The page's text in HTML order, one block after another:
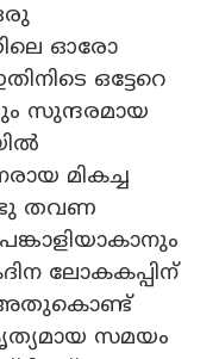
ഓരോ
ഒട്ടേറെ
സുന്ദരമായ
മികച്ച
തവണ
ലോകകപ്പിന്
അതുകൊണ്ട്
സമയം